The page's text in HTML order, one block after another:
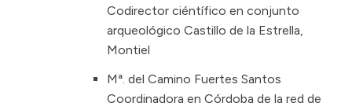
Codirector ciéntífico en conjunto
arqueológico Castillo de la Estrella,
Montiel
Mª. del Camino Fuertes Santos
Coordinadora en Córdoba de la red de